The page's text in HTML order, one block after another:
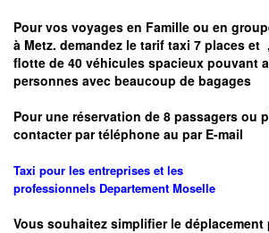
Pour vos voyages en Famille ou en
à Metz. demandez le tarif taxi 7 places et
flotte de 40 véhicules spacieux pouvant
personnes avec beaucoup de bagages
Pour une réservation de 8 passagers ou
contacter par téléphone au par E-mail
Taxi pour les entreprises et les
professionnels Departement Moselle
Vous souhaitez simplifier le